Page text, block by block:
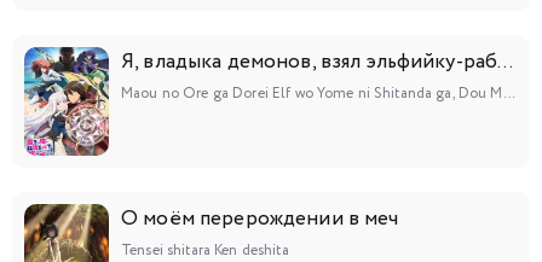
Я, владыка демонов, взял эльфийку-рабыню в жёны. И как же мне её любить?
Maou no Ore ga Dorei Elf wo Yome ni Shitanda ga, Dou Medereba Ii?
О моём перерождении в меч
Tensei shitara Ken deshita